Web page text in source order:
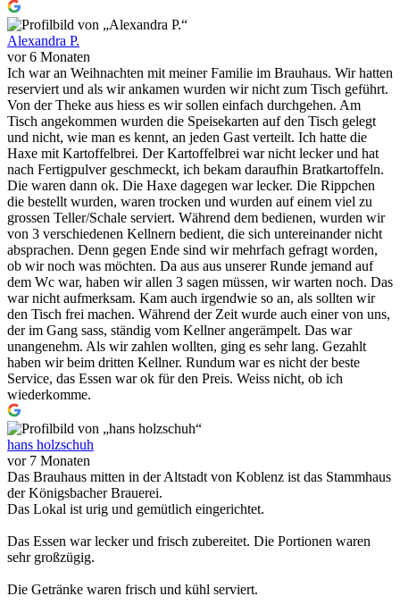
Alexandra P.
vor 6 Monaten
Ich war an Weihnachten mit meiner Familie im Brauhaus. Wir hatten
reserviert und als wir ankamen wurden wir nicht zum Tisch geführt.
Von der Theke aus hiess es wir sollen einfach durchgehen. Am
Tisch angekommen wurden die Speisekarten auf den Tisch gelegt
und nicht, wie man es kennt, an jeden Gast verteilt. Ich hatte die
Haxe mit Kartoffelbrei. Der Kartoffelbrei war nicht lecker und hat
nach Fertigpulver geschmeckt, ich bekam daraufhin Bratkartoffeln.
Die waren dann ok. Die Haxe dagegen war lecker. Die Rippchen
die bestellt wurden, waren trocken und wurden auf einem viel zu
grossen Teller/Schale serviert. Während dem bedienen, wurden wir
von 3 verschiedenen Kellnern bedient, die sich untereinander nicht
absprachen. Denn gegen Ende sind wir mehrfach gefragt worden,
ob wir noch was möchten. Da aus aus unserer Runde jemand auf
dem Wc war, haben wir allen 3 sagen müssen, wir warten noch. Das
war nicht aufmerksam. Kam auch irgendwie so an, als sollten wir
den Tisch frei machen. Während der Zeit wurde auch einer von uns,
der im Gang sass, ständig vom Kellner angerämpelt. Das war
unangenehm. Als wir zahlen wollten, ging es sehr lang. Gezahlt
haben wir beim dritten Kellner. Rundum war es nicht der beste
Service, das Essen war ok für den Preis. Weiss nicht, ob ich
wiederkomme.
hans holzschuh
vor 7 Monaten
Das Brauhaus mitten in der Altstadt von Koblenz ist das Stammhaus
der Königsbacher Brauerei.
Das Lokal ist urig und gemütlich eingerichtet.
Das Essen war lecker und frisch zubereitet. Die Portionen waren
sehr großzügig.
Die Getränke waren frisch und kühl serviert.